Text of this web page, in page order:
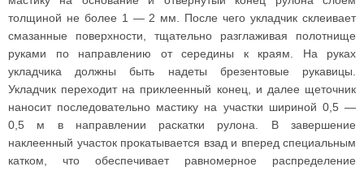
толщиной не более 1 — 2 мм. После чего укладчик склеивает
смазанные поверхности, тщательно разглаживая полотнище
руками по направлению от середины к краям. На руках
укладчика должны быть надеты брезентовые рукавицы.
Укладчик переходит на приклеенный конец, и далее щеточник
наносит последовательно мастику на участки шириной 0,5 —
0,5 м в направлении раскатки рулона. В завершение
наклеенный участок прокатывается взад и вперед специальным
катком, что обеспечивает равномерное распределение